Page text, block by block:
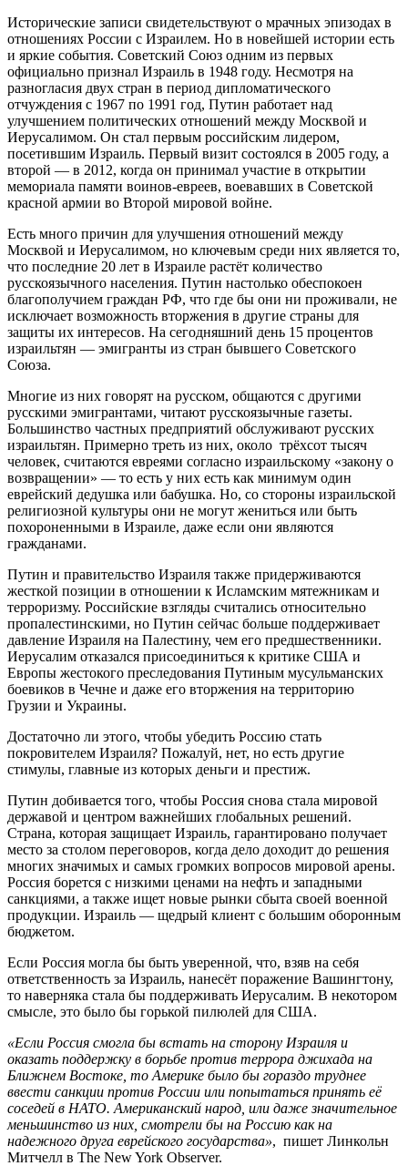
Исторические записи свидетельствуют о мрачных эпизодах в
отношениях России с Израилем. Но в новейшей истории есть
и яркие события. Советский Союз одним из первых
официально признал Израиль в 1948 году. Несмотря на
разногласия двух стран в период дипломатического
отчуждения с 1967 по 1991 год, Путин работает над
улучшением политических отношений между Москвой и
Иерусалимом. Он стал первым российским лидером,
посетившим Израиль. Первый визит состоялся в 2005 году, а
второй — в 2012, когда он принимал участие в открытии
мемориала памяти воинов-евреев, воевавших в Советской
красной армии во Второй мировой войне.
Есть много причин для улучшения отношений между
Москвой и Иерусалимом, но ключевым среди них является то,
что последние 20 лет в Израиле растёт количество
русскоязычного населения. Путин настолько обеспокоен
благополучием граждан РФ, что где бы они ни проживали, не
исключает возможность вторжения в другие страны для
защиты их интересов. На сегодняшний день 15 процентов
израильтян — эмигранты из стран бывшего Советского
Союза.
Многие из них говорят на русском, общаются с другими
русскими эмигрантами, читают русскоязычные газеты.
Большинство частных предприятий обслуживают русских
израильтян. Примерно треть из них, около трёхсот тысяч
человек, считаются евреями согласно израильскому «закону о
возвращении» — то есть у них есть как минимум один
еврейский дедушка или бабушка. Но, со стороны израильской
религиозной культуры они не могут жениться или быть
похороненными в Израиле, даже если они являются
гражданами.
Путин и правительство Израиля также придерживаются
жесткой позиции в отношении к Исламским мятежникам и
терроризму. Российские взгляды считались относительно
пропалестинскими, но Путин сейчас больше поддерживает
давление Израиля на Палестину, чем его предшественники.
Иерусалим отказался присоединиться к критике США и
Европы жестокого преследования Путиным мусульманских
боевиков в Чечне и даже его вторжения на территорию
Грузии и Украины.
Достаточно ли этого, чтобы убедить Россию стать
покровителем Израиля? Пожалуй, нет, но есть другие
стимулы, главные из которых деньги и престиж.
Путин добивается того, чтобы Россия снова стала мировой
державой и центром важнейших глобальных решений.
Страна, которая защищает Израиль, гарантировано получает
место за столом переговоров, когда дело доходит до решения
многих значимых и самых громких вопросов мировой арены.
Россия борется с низкими ценами на нефть и западными
санкциями, а также ищет новые рынки сбыта своей военной
продукции. Израиль — щедрый клиент с большим оборонным
бюджетом.
Если Россия могла бы быть уверенной, что, взяв на себя
ответственность за Израиль, нанесёт поражение Вашингтону,
то наверняка стала бы поддерживать Иерусалим. В некотором
смысле, это было бы горькой пилюлей для США.
«Если Россия смогла бы встать на сторону Израиля и
оказать поддержку в борьбе против террора джихада на
Ближнем Востоке, то Америке было бы гораздо труднее
ввести санкции против России или попытаться принять её
соседей в НАТО. Американский народ, или даже значительное
меньшинство из них, смотрели бы на Россию как на
надежного друга еврейского государства», пишет Линкольн
Митчелл в The New York Observer.